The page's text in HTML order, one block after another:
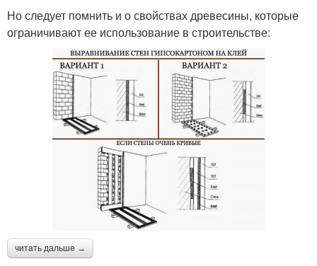
Но следует помнить и о свойствах древесины, которые
ограничивают ее использование в строительстве:
читать дальше →